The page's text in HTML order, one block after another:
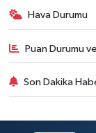
Hava Durumu
Puan Durumu
Son Dakika